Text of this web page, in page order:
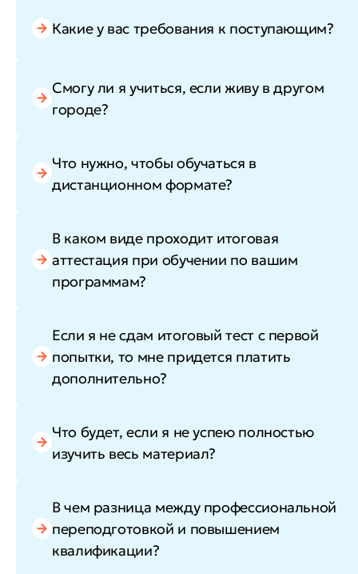
Какие у вас требования к поступающим?
Смогу ли я учиться, если живу в другом
городе?
Что нужно, чтобы обучаться в
дистанционном формате?
В каком виде проходит итоговая
аттестация при обучении по вашим
программам?
Если я не сдам итоговый тест с первой
попытки, то мне придется платить
дополнительно?
Что будет, если я не успею полностью
изучить весь материал?
В чем разница между профессиональной
переподготовкой и повышением
квалификации?